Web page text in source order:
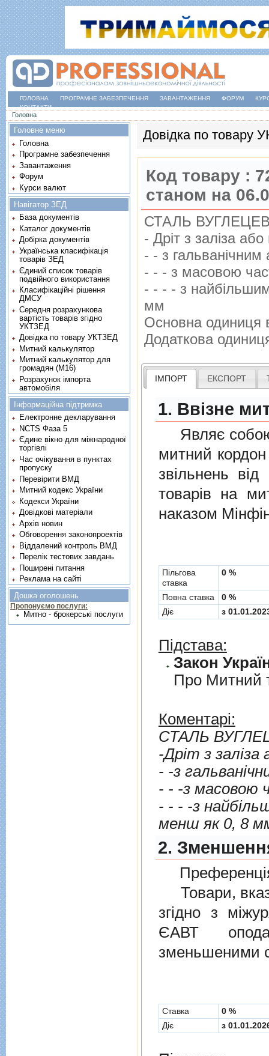
ГОЛОВНА ПРОГРАМНЕ ЗАБЕЗПЕЧЕННЯ ЗАВАНТАЖЕННЯ ФОРУМ
КОНТАКТИ
Ви є тут
Головна
Довідка по товару
Код товару :
станом на
СТАЛЬ
- Дрiт з залiза або
- - з
- - - з масовою
- - - - з
мм
Основна одиниця
Додаткова
ІМПОРТ ЕКСПОРТ
1. Ввізне
Являє собою
митний
звiльнень вiд
товарiв на
наказом
Пільгова
ставка
0 %
Повна ставка
0 %
Діє
з
Підстава:
Закон
Про Митний
Коментарі:
СТАЛЬ
-Дрiт з залiза
- - - -з
менш як 0, 8
2.
Товари,
згiдно з
ЄАВТ
зменьшеними
Cтавка
0 %
Діє
з
Головне меню
Головна
Програмне забезпечення
Завантаження
Форум
Курси валют
Навігатор ЗЕД
База документів
Каталог документів
Добірка документів
Українська класифікація
товарів ЗЕД
Єдиний список товарів
подвійного використання
Класифікаційні рішення
ДМСУ
Середня розрахункова
вартість товарів згідно
УКТЗЕД
Довідка по товару УКТЗЕД
Митний калькулятор
Митний калькулятор для
громадян (М16)
Розрахунок імпорта
автомобіля
Інформаційна підтримка
Електронне декларування
NCTS Фаза 5
Єдине вікно для міжнародної
торгівлі
Час очікування в пунктах
пропуску
Перевірити ВМД
Митний кодекс України
Кодекси України
Довідкові матеріали
Архів новин
Обговорення законопроектів
Віддалений контроль ВМД
Перелік тестових завдань
Поширені питання
Реклама на сайті
Дошка оголошень
Пропонуємо послуги:
Митно - брокерські послуги